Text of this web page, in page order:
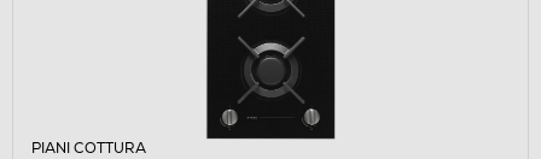
PIANI COTTURA